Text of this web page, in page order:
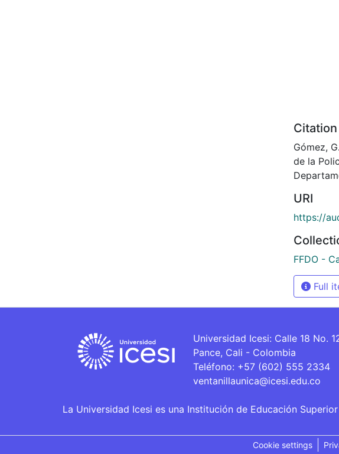
Citation
Gómez,
de la
URI
https://
FFDO -
Full
Universidad Icesi: Calle 18 No.
Pance, Cali - Colombia
Teléfono: +57 (602) 555 2334
ventanillaunica@icesi.edu.co
La Universidad Icesi es una Institución de Educación
Cookie settings